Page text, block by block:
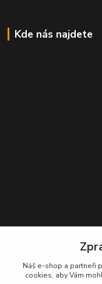
Kde nás najdete
BikeForce.cz
Náš e-shop a partneři
cookies, aby Vám